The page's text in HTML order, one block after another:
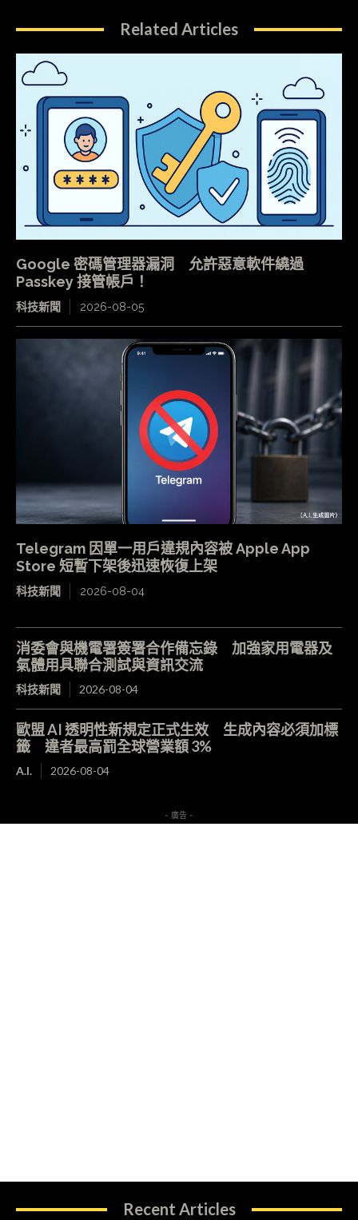
Related Articles
Google 密碼管理器漏洞 允許惡意軟件繞過
Passkey 接管帳戶！
科技新聞 2026-08-05
Telegram 因單一用戶違規內容被 Apple App
Store 短暫下架後迅速恢復上架
科技新聞 2026-08-04
消委會與機電署簽署合作備忘錄 加強家用電器及
氣體用具聯合測試與資訊交流
科技新聞 2026-08-04
歐盟 AI 透明性新規定正式生效 生成內容必須加標
籤 違者最高罰全球營業額 3%
A.I. 2026-08-04
- 廣告 -
Recent Articles